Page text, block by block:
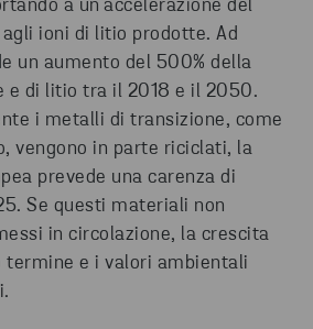
a un'accelerazione del
ioni di litio prodotte. Ad
un aumento del 500% della
e di litio tra il 2018 e il 2050.
i metalli di transizione, come
vengono in parte riciclati, la
prevede una carenza di
Se questi materiali non
in circolazione, la crescita
termine e i valori ambientali